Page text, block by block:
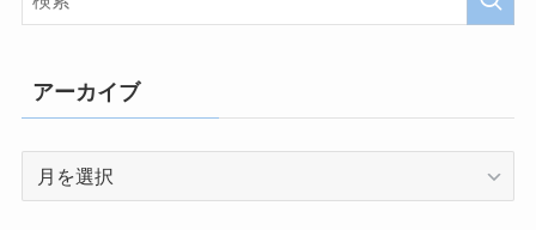
アーカイブ